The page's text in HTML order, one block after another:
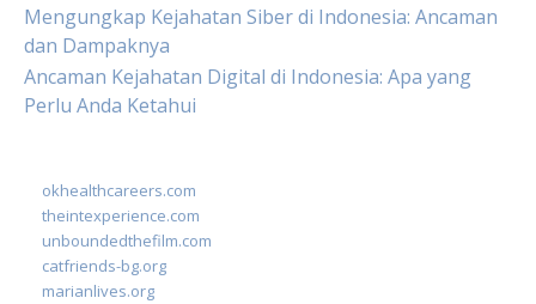
Mengungkap Kejahatan Siber di Indonesia: Ancaman
dan Dampaknya
Ancaman Kejahatan Digital di Indonesia: Apa yang
Perlu Anda Ketahui
okhealthcareers.com
theintexperience.com
unboundedthefilm.com
catfriends-bg.org
marianlives.org